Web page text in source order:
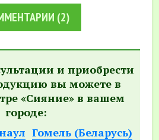
(2)
и приобрести
вы можете в
«Сияние» в вашем
городе:
Гомель (Беларусь)